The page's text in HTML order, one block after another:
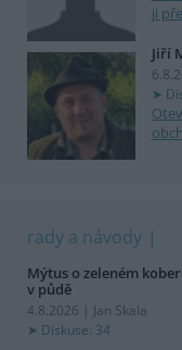
ji
Jiří
rady a návody
Mýtus o zeleném
v půdě
4.8.2026 | Jan Skala
Diskuse: 34